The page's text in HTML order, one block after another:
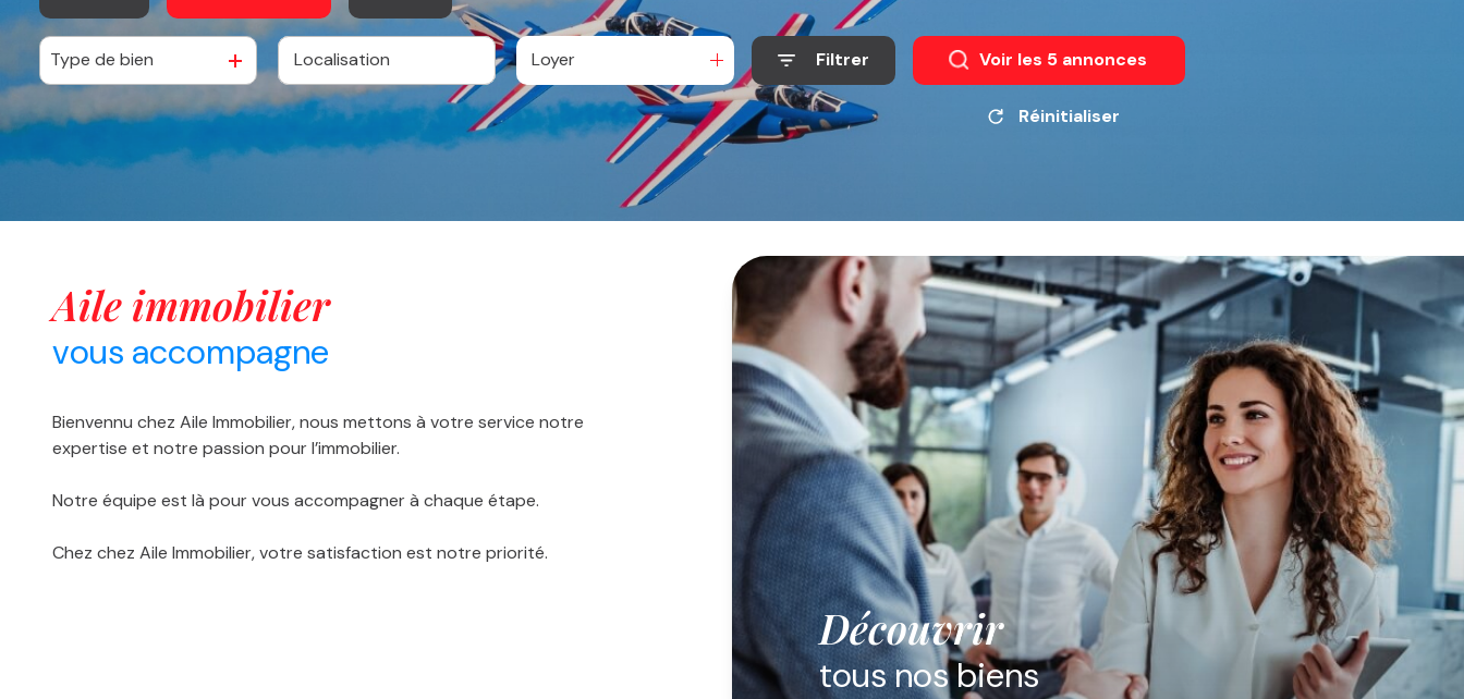
nos
partenaires
contact
De l'ancien à l'année
Type de bien Loyer Filtrer Voir les 5 annonces
Réinitialiser
Découvrir
tous nos biens
aile immobilier
vous accompagne
Bienvennu chez Aile Immobilier, nous mettons à votre service notre
expertise et notre passion pour l’immobilier.
Notre équipe est là pour vous accompagner à chaque étape.
Chez chez Aile Immobilier, votre satisfaction est notre priorité.